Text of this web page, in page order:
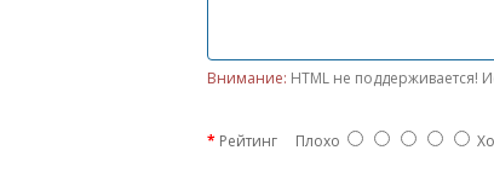
Внимание: HTML не поддерживается!
Рейтинг Плохо